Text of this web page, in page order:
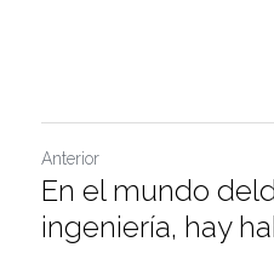
Anterior
En el mundo
ingeniería, hay